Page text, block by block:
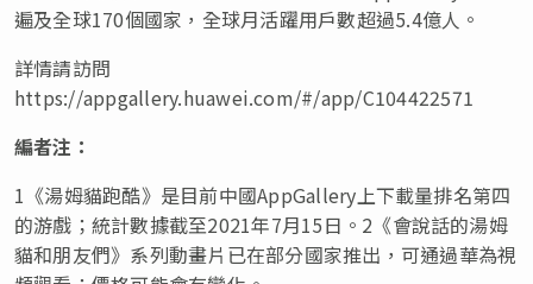
遍及全球170個國家，全球月活躍用戶數超過5.4億人。
詳情請訪問
https://appgallery.huawei.com/#/app/C104422571
編者注：
1《湯姆貓跑酷》是目前中國AppGallery上下載量排名第四
的游戲；統計數據截至2021年7月15日。2《會說話的湯姆
貓和朋友們》系列動畫片已在部分國家推出，可通過華為視